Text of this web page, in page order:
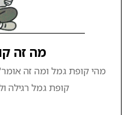
מה זה
מהי קופת גמל ומה זה
קופת גמל רגילה